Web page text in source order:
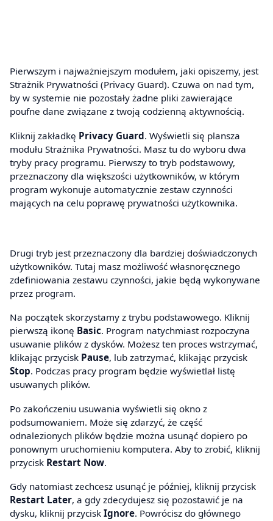
Pierwszym i najważniejszym modułem, jaki opiszemy, jest
Strażnik Prywatności (Privacy Guard). Czuwa on nad tym,
by w systemie nie pozostały żadne pliki zawierające
poufne dane związane z twoją codzienną aktywnością.
Kliknij zakładkę Privacy Guard. Wyświetli się plansza
modułu Strażnika Prywatności. Masz tu do wyboru dwa
tryby pracy programu. Pierwszy to tryb podstawowy,
przeznaczony dla większości użytkowników, w którym
program wykonuje automatycznie zestaw czynności
mających na celu poprawę prywatności użytkownika.
Drugi tryb jest przeznaczony dla bardziej doświadczonych
użytkowników. Tutaj masz możliwość własnoręcznego
zdefiniowania zestawu czynności, jakie będą wykonywane
przez program.
Na początek skorzystamy z trybu podstawowego. Kliknij
pierwszą ikonę Basic. Program natychmiast rozpoczyna
usuwanie plików z dysków. Możesz ten proces wstrzymać,
klikając przycisk Pause, lub zatrzymać, klikając przycisk
Stop. Podczas pracy program będzie wyświetlał listę
usuwanych plików.
Po zakończeniu usuwania wyświetli się okno z
podsumowaniem. Może się zdarzyć, że część
odnalezionych plików będzie można usunąć dopiero po
ponownym uruchomieniu komputera. Aby to zrobić, kliknij
przycisk Restart Now.
Gdy natomiast zechcesz usunąć je później, kliknij przycisk
Restart Later, a gdy zdecydujesz się pozostawić je na
dysku, kliknij przycisk Ignore. Powrócisz do głównego